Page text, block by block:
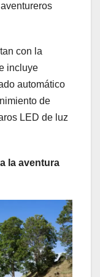
con la
incluye
automático
de
LED de luz
la aventura